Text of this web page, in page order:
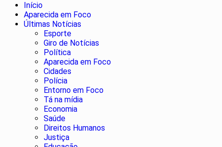
Início
Aparecida em Foco
Últimas Notícias
Esporte
Giro de Notícias
Política
Aparecida em Foco
Cidades
Polícia
Entorno em Foco
Tá na mídia
Economia
Saúde
Direitos Humanos
Justiça